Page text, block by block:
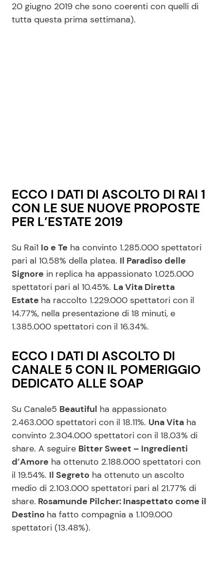
20 giugno 2019 che sono coerenti con quelli di
tutta questa prima settimana).
ECCO I DATI DI ASCOLTO DI RAI 1
CON LE SUE NUOVE PROPOSTE
PER L’ESTATE 2019
Su Rai1 Io e Te ha convinto 1.285.000 spettatori
pari al 10.58% della platea. Il Paradiso delle
Signore in replica ha appassionato 1.025.000
spettatori pari al 10.45%. La Vita Diretta
Estate ha raccolto 1.229.000 spettatori con il
14.77%, nella presentazione di 18 minuti, e
1.385.000 spettatori con il 16.34%.
ECCO I DATI DI ASCOLTO DI
CANALE 5 CON IL POMERIGGIO
DEDICATO ALLE SOAP
Su Canale5 Beautiful ha appassionato
2.463.000 spettatori con il 18.11%. Una Vita ha
convinto 2.304.000 spettatori con il 18.03% di
share. A seguire Bitter Sweet – Ingredienti
d’Amore ha ottenuto 2.188.000 spettatori con
il 19.54%. Il Segreto ha ottenuto un ascolto
medio di 2.103.000 spettatori pari al 21.77% di
share. Rosamunde Pilcher: Inaspettato come il
Destino ha fatto compagnia a 1.109.000
spettatori (13.48%).